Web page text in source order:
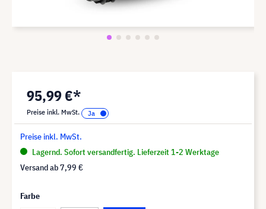
95,99 €*
Preise inkl. MwSt.
Preise inkl. MwSt.
Lagernd. Sofort versandfertig. Lieferzeit 1-2 Werktage
Versand ab7,99 €
Farbe